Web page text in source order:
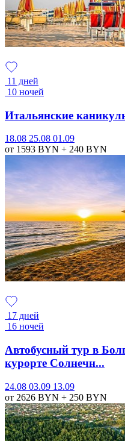
11 дней
10 ночей
Итальянские
18.08 25.08 01.09
от 1593 BYN + 240 BYN
17 дней
16 ночей
Автобусный тур в
курорте Солнечн...
24.08 03.09 13.09
от 2626 BYN + 250 BYN